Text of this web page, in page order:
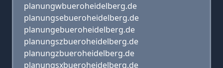
planungwbueroheidelberg.de
planungsebueroheidelberg.de
planungebueroheidelberg.de
planungszbueroheidelberg.de
planungzbueroheidelberg.de
planungsxbueroheidelberg.de